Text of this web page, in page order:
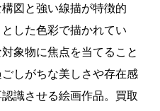
図と強い線描が特徴的
した色彩で描かれてい
象物に焦点を当てること
しがちな美しさや存在感
識させる絵画作品。買取